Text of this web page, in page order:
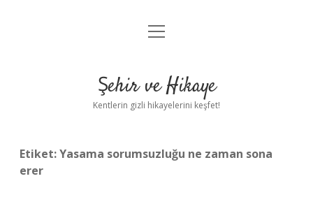
Anasayfa
Yasal Uyarı
menüyü
Şehir ve Hikaye
Kentlerin gizli hikayelerini keşfet!
Etiket:Yasama sorumsuzluğu ne zaman sona
erer